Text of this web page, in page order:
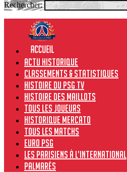
Rechercher:
Actu historique
Classements & Statistiques
Histoire du PSG TV
Histoire des maillots
Tous les joueurs
Historique Mercato
Tous les matchs
Euro PSG
Les Parisiens à l’international
Palmarès